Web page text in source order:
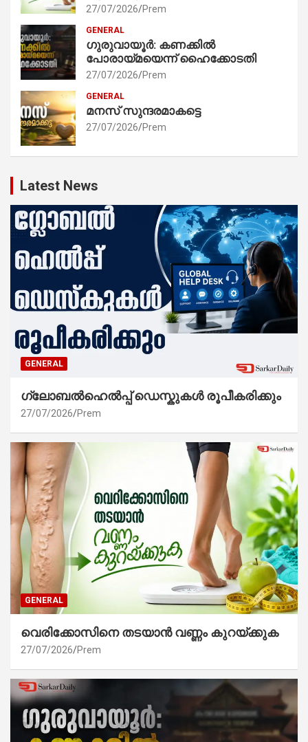
27/07/2026 Prem
GENERAL
ഗുരുവായൂർ: കണക്കിൽ
പോരായ്മയെന്ന് ഹൈക്കോടതി
27/07/2026 Prem
GENERAL
മനസ് സുന്ദരമാകട്ടെ
27/07/2026 Prem
Latest News
GENERAL
ഗ്ലോബൽഹെൽപ്പ് ഡെസ്കുകൾ രൂപീകരിക്കും
27/07/2026 Prem
GENERAL
വെരിക്കോസിനെ തടയാൻ വണ്ണം കുറയ്ക്കുക
27/07/2026 Prem